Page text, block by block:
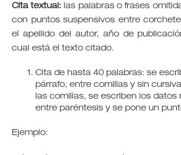
Cita textual: las palabras o frases
con puntos suspensivos entre
el apellido del autor, año de
cual está el texto citado.
Cita de hasta 40 palabras: se
párrafo, entre comillas y sin
las comillas, se escriben los datos
entre paréntesis y se pone un
Ejemplo: